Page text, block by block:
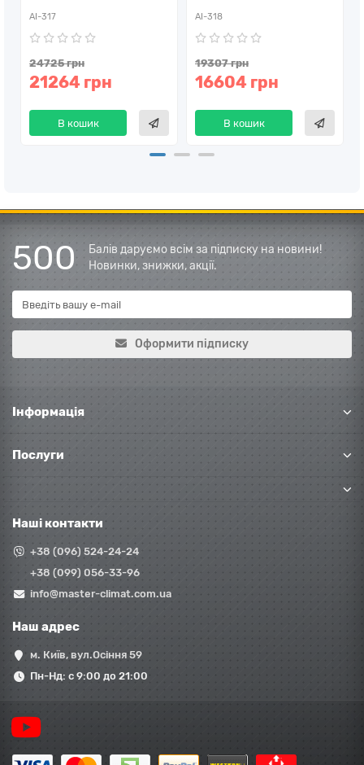
AI-317
24725 грн
21264 грн
В кошик
AI-318
19307 грн
16604 грн
В кошик
500
Балів даруємо всім за підписку на новини!
Новинки, знижки, акції.
Оформити підписку
Інформація
Послуги
Наші контакти
+38 (096) 524-24-24
+38 (099) 056-33-96
info@master-climat.com.ua
Наш адрес
м. Київ, вул.Осіння 59
Пн-Нд: с 9:00 до 21:00